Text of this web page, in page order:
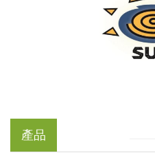
產品